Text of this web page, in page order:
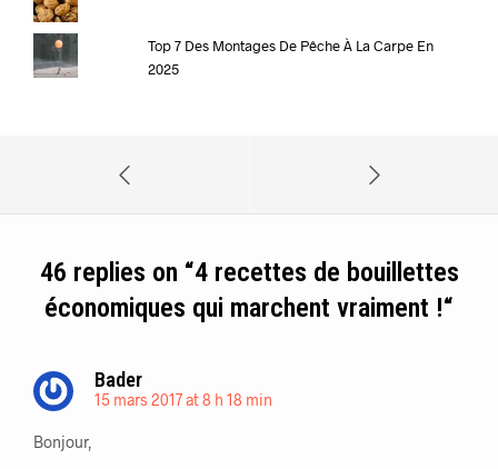
Top 7 Des Montages De Pêche À La Carpe En
2025
46 replies on “4 recettes de bouillettes
économiques qui marchent vraiment !“
Bader
15 mars 2017 at 8 h 18 min
Bonjour,